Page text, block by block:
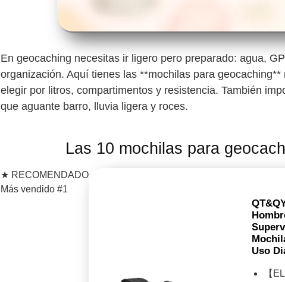
En geocaching necesitas ir ligero pero preparado: agua,
organización. Aquí tienes las **mochilas para
elegir por litros, compartimentos y resistencia. También
que aguante barro, lluvia ligera y roces.
Las 10 mochilas para
★ RECOMENDADO
Más vendido #1
Uso
【